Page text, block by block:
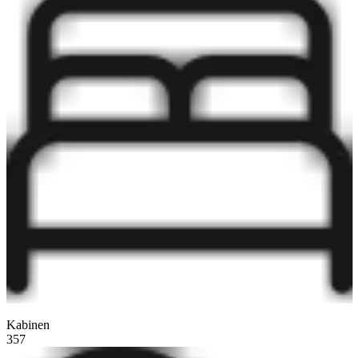
Kabinen
357